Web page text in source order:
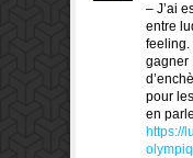
– J’ai
entre
feeling.
gagner
pour
en
https://